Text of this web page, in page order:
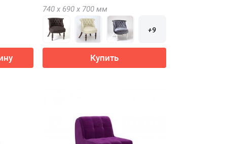
740 х 690 х 700 мм
+9
Купить